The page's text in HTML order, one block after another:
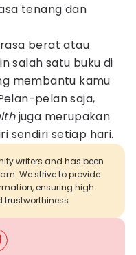
tenang dan
berat atau
salah satu buku di
membantu kamu
pelan saja,
juga merupakan
sendiri setiap hari.
writers and has been
We strive to provide
ensuring high